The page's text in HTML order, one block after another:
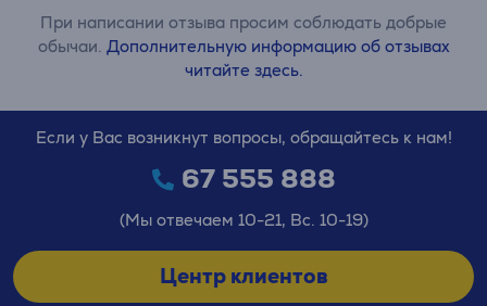
При написании отзыва просим соблюдать добрые
обычаи. Дополнительную информацию об отзывах
читайте здесь.
Если у Вас возникнут вопросы, обращайтесь к нам!
67 555 888
(Мы отвечаем 10-21, Вс. 10-19)
Центр клиентов